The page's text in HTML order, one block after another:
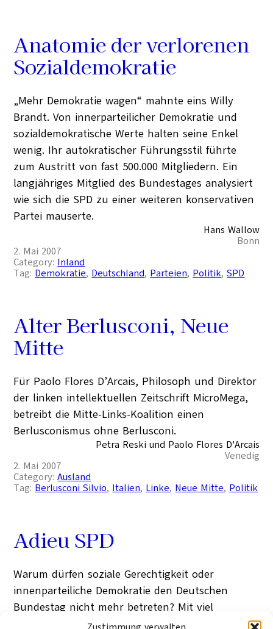
Anatomie der verlorenen
Sozialdemokratie
„Mehr Demokratie wagen“ mahnte eins Willy
Brandt. Von innerparteilicher Demokratie und
sozialdemokratische Werte halten seine Enkel
wenig. Ihr autokratischer Führungsstil führte
zum Austritt von fast 500.000 Mitgliedern. Ein
langjähriges Mitglied des Bundestages analysiert
wie sich die SPD zu einer weiteren konservativen
Partei mauserte.
Hans Wallow
Bonn
2. Mai 2007
Category: Inland
Tag: Demokratie, Deutschland, Parteien, Politik, SPD
Alter Berlusconi, Neue
Mitte
Für Paolo Flores D’Arcais, Philosoph und Direktor
der linken intellektuellen Zeitschrift MicroMega,
betreibt die Mitte-Links-Koalition einen
Berlusconismus ohne Berlusconi.
Petra Reski und Paolo Flores D’Arcais
Venedig
2. Mai 2007
Category:Ausland
Tag: Berlusconi Silvio, Italien, Linke, Neue Mitte, Politik
Adieu SPD
Warum dürfen soziale Gerechtigkeit oder
innenparteiliche Demokratie den Deutschen
Bundestag nicht mehr betreten? Mit viel
Idealismus trat ich erst die SPD und dann die